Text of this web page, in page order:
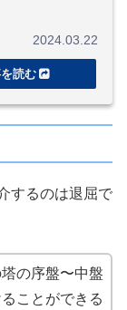
2024.03.22
するのは退屈で
の序盤〜中盤
ことができる